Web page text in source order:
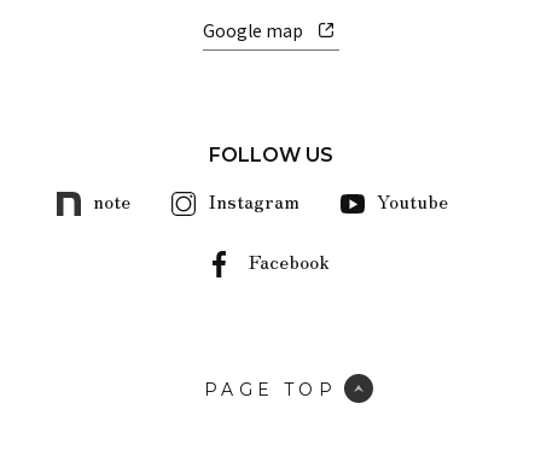
Google map
FOLLOW US
note Instagram Youtube
Facebook
PAGE TOP